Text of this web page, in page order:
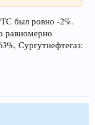
был ровно -2%.
равномерно
Сургутнефтегаз: